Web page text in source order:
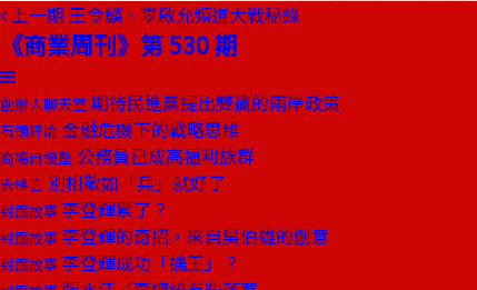
上一期 王令麟、辜啟允頻道大戰秘錄
《商業周刊》第 530 期
創辦人聊天室 期待民進黨提出雙贏的兩岸政策
石頭評論 金融危機下的戰略思維
商場自慢塾 公務員已成高福利族群
去梯言 別相敬如「兵」就好了
封面故事 李登輝累了？
封面故事 李登輝的奇招，來自吳伯雄的創意
封面故事 李登輝成功「擒王」？